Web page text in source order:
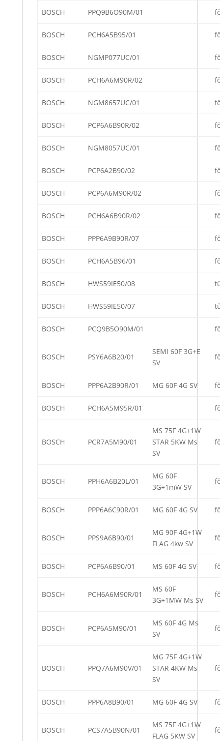
BOSCH PPQ9B6O90M/01
BOSCH PCH6A5B95/01
BOSCH NGMP077UC/01
BOSCH PCH6A6M90R/02
BOSCH NGM8657UC/01
BOSCH PCP6A6B90R/02
BOSCH NGM8057UC/01
BOSCH PCP6A2B90/02
BOSCH PCP6A6M90R/02
BOSCH PCH6A6B90R/02
BOSCH PPP6A9B90R/07
BOSCH PCH6A5B96/01
BOSCH HWS59IE50/08
BOSCH HWS59IE50/07
BOSCH PCQ9B5O90M/01
BOSCH PSY6A6B20/01
SEMI 60F 3G+E
SV
BOSCH PPP6A2B90R/01 MG 60F 4G SV
BOSCH PCH6A5M95R/01
BOSCH PCR7A5M90/01
MS 75F 4G+1W
STAR 5KW Ms
SV
BOSCH PPH6A6B20L/01
MG 60F
3G+1mW SV
BOSCH PPP6A6C90R/01 MG 60F 4G SV
BOSCH PPS9A6B90/01
MG 90F 4G+1W
FLAG 4kw SV
BOSCH PCP6A6B90/01 MS 60F 4G SV
BOSCH PCH6A6M90R/01
MS 60F
3G+1MW Ms SV
BOSCH PCP6A5M90/01
MS 60F 4G Ms
SV
BOSCH PPQ7A6M90V/01
MG 75F 4G+1W
STAR 4KW Ms
SV
BOSCH PPP6A8B90/01 MG 60F 4G SV
BOSCH PCS7A5B90N/01
MS 75F 4G+1W
FLAG 5KW SV